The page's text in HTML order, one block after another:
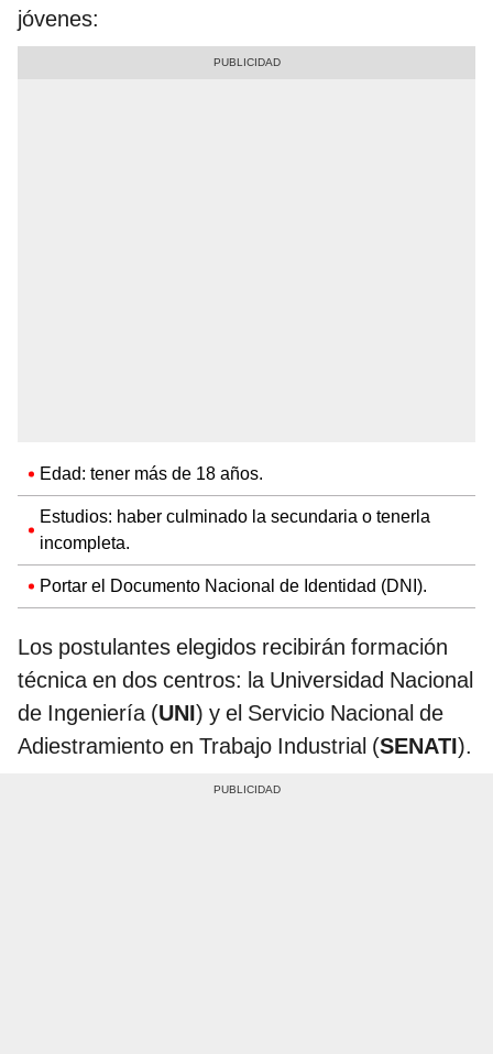
jóvenes:
Edad: tener más de 18 años.
Estudios: haber culminado la secundaria o tenerla
incompleta.
Portar el Documento Nacional de Identidad (DNI).
Los postulantes elegidos recibirán formación
técnica en dos centros: la Universidad Nacional
de Ingeniería (UNI) y el Servicio Nacional de
Adiestramiento en Trabajo Industrial (SENATI).